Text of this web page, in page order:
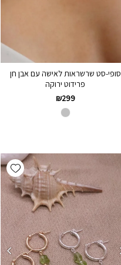
סופי-סט שרשראות לאישה עם אבן חן
פרידוט ירוקה
₪299